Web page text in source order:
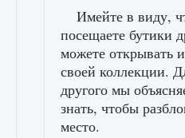
Имейте в виду,
посещаете бутики
можете открывать
своей коллекции.
другого мы
знать, чтобы
место.